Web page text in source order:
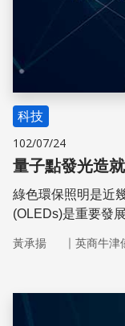
科技
102/07/24
量子點發光造
綠色環保照明是近
(OLEDs)是重要發
硒材料融入OLEDs
黃承揚 ｜ 英商牛津